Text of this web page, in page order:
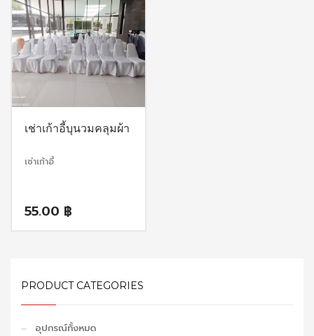
เช่าเก้าอี้บุนวมคลุมผ้า
เช่าเก้าอี้
55.00 ฿
PRODUCT CATEGORIES
อุปกรณ์ทั้งหมด